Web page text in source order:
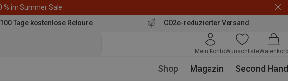
% im Summer Sale
100 Tage kostenlose Retoure CO2e-reduzierter Versand
Mein KontoWunschlisteWarenkorb
Shop Magazin Second Hand